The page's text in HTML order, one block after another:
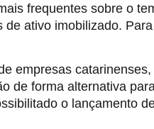
frequentes sobre o
ativo imobilizado.
empresas
de forma alternativa
o lançamento